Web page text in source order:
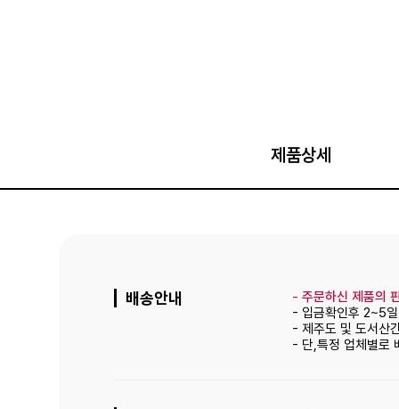
제품상세
배송안내 - 주문하신 제품의
- 입금확인후 2~5
- 제주도 및 도서산
- 단,특정 업체별로